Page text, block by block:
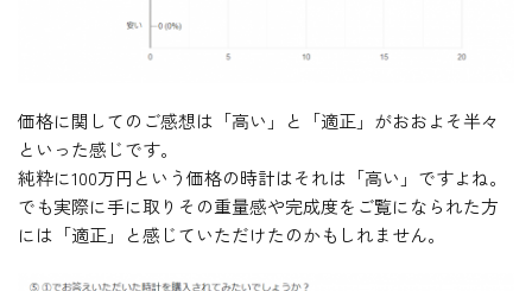
価格に関してのご感想は「高い」と「適正」がおおよそ半々
といった感じです。
純粋に100万円という価格の時計はそれは「高い」ですよね。
でも実際に手に取りその重量感や完成度をご覧になられた方
には「適正」と感じていただけたのかもしれません。